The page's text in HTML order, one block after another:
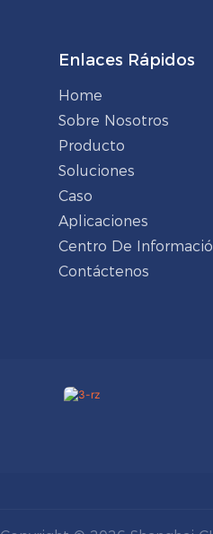
Enlaces Rápidos
Home
Sobre Nosotros
Producto
Soluciones
Caso
Aplicaciones
Centro De
Contáctenos